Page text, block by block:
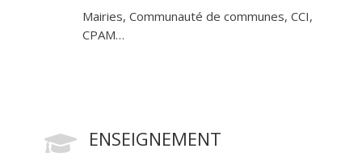
Mairies, Communauté de communes, CCI,
CPAM…
 ENSEIGNEMENT